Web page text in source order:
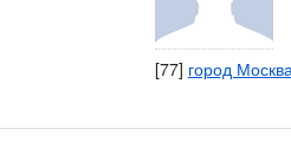
[77] город